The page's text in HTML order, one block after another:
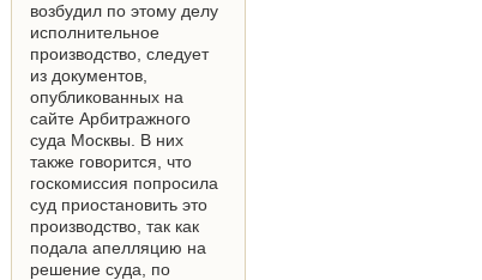
возбудил по этому делу
исполнительное
производство, следует
из документов,
опубликованных на
сайте Арбитражного
суда Москвы. В них
также говорится, что
госкомиссия попросила
суд приостановить это
производство, так как
подала апелляцию на
решение суда, по